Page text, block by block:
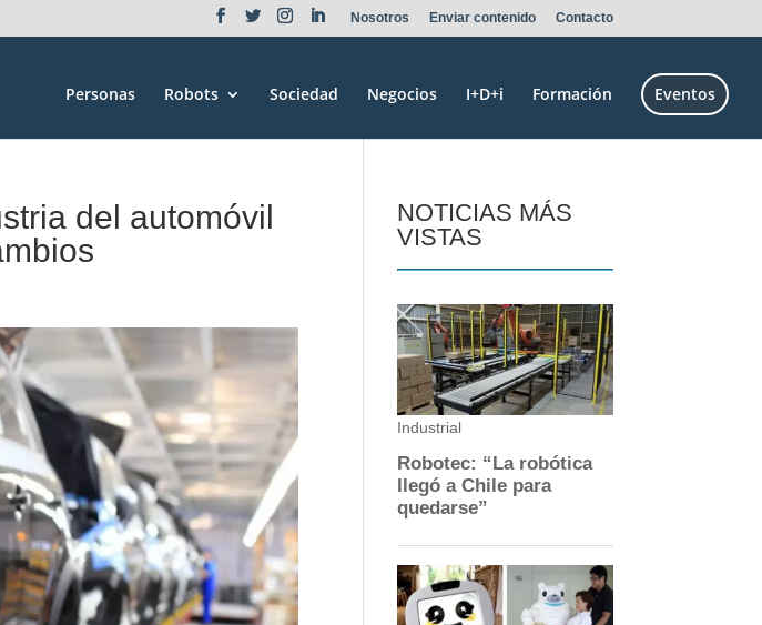
Nosotros Enviar contenido Contacto
Personas Robots Sociedad Negocios I+D+i Formación Eventos
del automóvil
NOTICIAS MÁS
VISTAS